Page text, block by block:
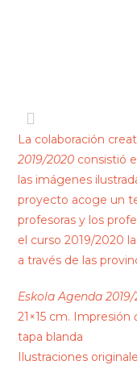
La colaboración
2019/2020 consistió
las imágenes
proyecto acoge un
profesoras y los
el curso 2019/2020
a través de las
Eskola Agenda
21×15 cm. Impresión
tapa blanda
Ilustraciones